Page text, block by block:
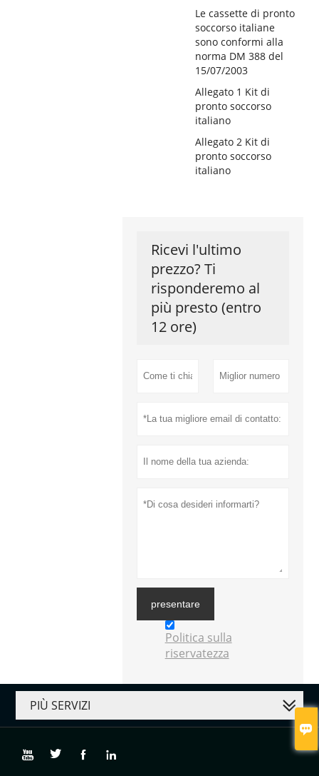

Le cassette di pronto
soccorso italiane
sono conformi alla
norma DM 388 del
15/07/2003
Allegato 1 Kit di
pronto soccorso
italiano
Allegato 2 Kit di
pronto soccorso
italiano
Ricevi l'ultimo
prezzo? Ti
risponderemo al
più presto (entro
12 ore)
presentare
Politica sulla
riservatezza
PIÙ SERVIZI
   